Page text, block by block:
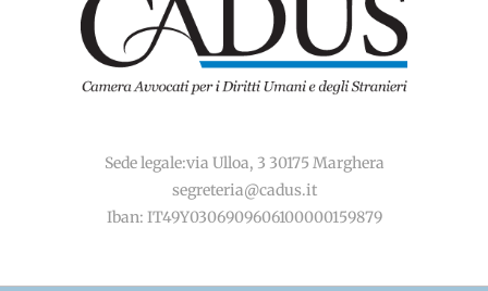
Sede legale:via Ulloa, 3 30175 Marghera
segreteria@cadus.it
Iban: IT49Y0306909606100000159879